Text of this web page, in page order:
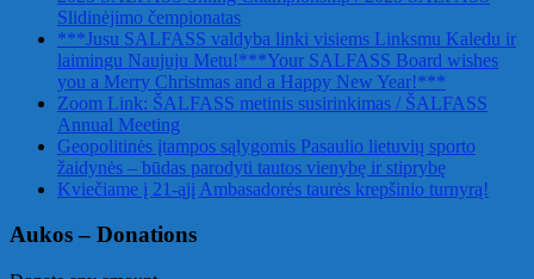
Slidinėjimo čempionatas
***Jusu SALFASS valdyba linki visiems Linksmu Kaledu ir
laimingu Naujuju Metu!***Your SALFASS Board wishes
you a Merry Christmas and a Happy New Year!***
Zoom Link: ŠALFASS metinis susirinkimas / ŠALFASS
Annual Meeting
Geopolitinės įtampos sąlygomis Pasaulio lietuvių sporto
žaidynės – būdas parodyti tautos vienybę ir stiprybę
Kviečiame į 21-ąjį Ambasadorės taurės krepšinio turnyrą!
Aukos – Donations